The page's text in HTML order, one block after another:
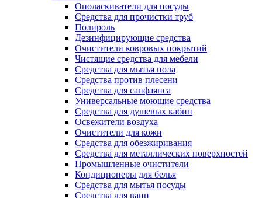
Ополаскиватели для посуды
Средства для прочистки труб
Полироль
Дезинфицирующие средства
Очистители ковровых покрытий
Чистящие средства для мебели
Средства для мытья пола
Средства против плесени
Средства для санфаянса
Универсальные моющие средства
Средства для душевых кабин
Освежители воздуха
Очистители для кожи
Средства для обезжиривания
Средства для металлических поверхностей
Промышленные очистители
Кондиционеры для белья
Средства для мытья посуды
Средства для ванн